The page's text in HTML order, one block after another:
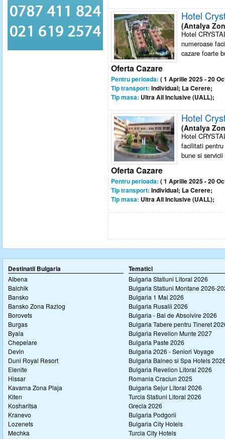
Hotel
(Antalya
Hotel
numeroase
cazare foarte
Oferta Cazare
Pentru perioada: ( 1 Aprilie 2025 - 20
Tip transport: Individual; La Cerere;
Tip masa: Ultra All Inclusive (UALL);
Hotel
(Antalya
Hotel
facilitati
bune si
Oferta Cazare
Pentru perioada: ( 1 Aprilie 2025 - 20
Tip transport: Individual; La Cerere;
Tip masa: Ultra All Inclusive (UALL);
Destinatii Bulgaria
Albena
Balchik
Bansko
Bansko Zona Razlog
Borovets
Burgas
Byala
Chepelare
Devin
Duni Royal Resort
Elenite
Hissar
Kavarna Zona Plaja
Kiten
Kosharitsa
Kranevo
Lozenets
Mechka
Tematici
Bulgaria Statiuni Litoral 2026
Bulgaria Statiuni Montane 2026-
Bulgaria 1 Mai 2026
Bulgaria Rusalii 2026
Bulgaria - Bal de Absolvire 2026
Bulgaria Tabere pentru Tineret
Bulgaria Revelion Munte 2027
Bulgaria Paste 2026
Bulgaria 2026 - Seniori Voyage
Bulgaria Balneo si Spa Hotels
Bulgaria Revelion Litoral 2026
Romania Craciun 2025
Bulgaria Sejur Litoral 2026
Turcia Statiuni Litoral 2026
Grecia 2026
Bulgaria Podgorii
Bulgaria City Hotels
Turcia City Hotels